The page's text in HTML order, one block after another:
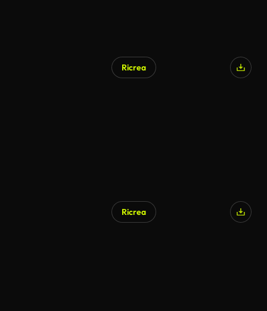
Ricrea
Ricrea